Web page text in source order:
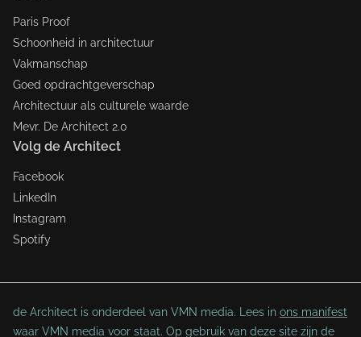
Paris Proof
Schoonheid in architectuur
Vakmanschap
Goed opdrachtgeverschap
Architectuur als culturele waarde
Mevr. De Architect 2.0
Volg de Architect
Facebook
LinkedIn
Instagram
Spotify
de Architect is onderdeel van VMN media. Lees in ons manifest
waar VMN media voor staat. Op gebruik van deze site zijn de